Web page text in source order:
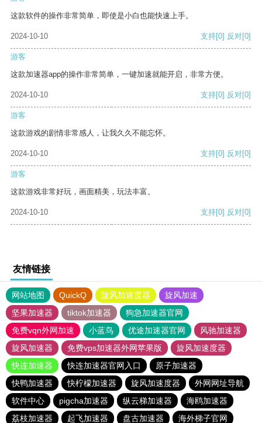
这款软件的操作非常简单，即使是小白也能快速上手。
2024-10-10 支持[0] 反对[0]
游客
这款加速器app的操作非常简单，一键加速就能开启，非常方便。
2024-10-10 支持[0] 反对[0]
游客
这款游戏的剧情非常感人，让我久久不能忘怀。
2024-10-10 支持[0] 反对[0]
游客
这款游戏非常好玩，画面精美，玩法丰富。
2024-10-10 支持[0] 反对[0]
友情链接
网站地图 QuickQ 旋风加速度器
旋风加速
坚果加速器
tiktok加速器
狗急加速器官网
免费vqn外网加速
小蓝鸟 优途加速器官网
风驰加速器
旋风加速器
免费vps加速器外网苹果版
旋风加速度器
快连加速器
快连加速器官网入口
原子加速器
快鸭加速器
快柠檬加速器 旋风加速度器
外网网址导航
软件中心
pigcha加速器 纵云梯加速器
海鸥加速器
荔枝加速器
起飞加速器 盘古加速器 海外梯子官网